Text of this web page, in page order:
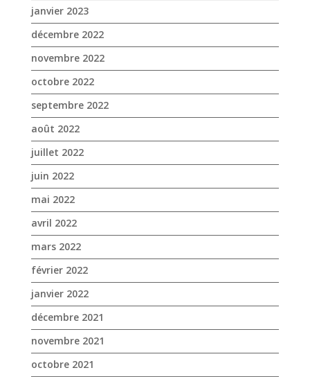
août 2022
juillet 2022
juin 2022
mai 2022
avril 2022
mars 2022
février 2022
janvier 2022
décembre 2021
novembre 2021
octobre 2021
septembre 2021
août 2021
juillet 2021
juin 2021
mai 2021